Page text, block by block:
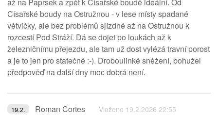
Císařské boudy na Ostružnou - v lese místy spadané
větvičky, ale bez problémů sjízdné až na Ostružnou k
rozcestí Pod Stráží. Dá se dojet po loukách až k
železničnímu přejezdu, ale tam už dost vylézá travní porost
a je to jen pro statečné :-). Droboulinké sněžení, bohužel
předpověď na další dny moc dobrá není.
19.2. Roman Cortes Vloženo 19.2.2026 22:55